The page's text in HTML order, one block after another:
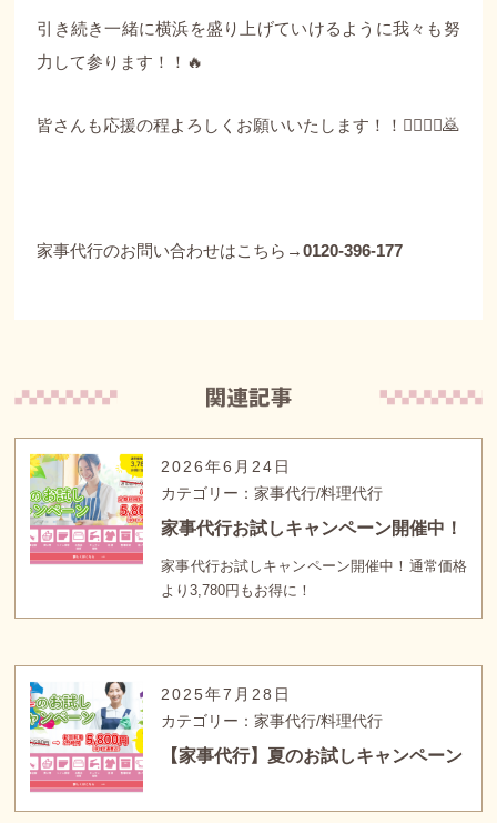
引き続き一緒に横浜を盛り上げていけるように我々も努
力して参ります！！🔥
皆さんも応援の程よろしくお願いいたします！！🙇‍♀️🙇‍♂️🙇
家事代行のお問い合わせはこちら→0120-396-177
2026年6月24日
カテゴリー：家事代行/料理代行
家事代行お試しキャンペーン開催中！
家事代行お試しキャンペーン開催中！通常価格
より3,780円もお得に！
2025年7月28日
カテゴリー：家事代行/料理代行
【家事代行】夏のお試しキャンペーン